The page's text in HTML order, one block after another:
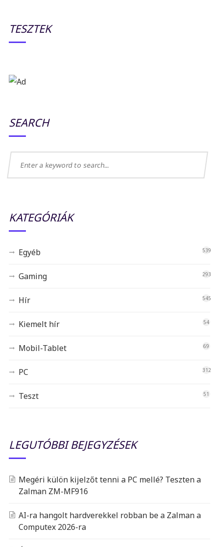
TESZTEK
SEARCH
KATEGÓRIÁK
Egyéb 539
Gaming 293
Hír 545
Kiemelt hír 54
Mobil-Tablet 69
PC 312
Teszt 51
LEGUTÓBBI BEJEGYZÉSEK
Megéri külön kijelzőt tenni a PC mellé? Teszten a
Zalman ZM-MF916
AI-ra hangolt hardverekkel robban be a Zalman a
Computex 2026-ra